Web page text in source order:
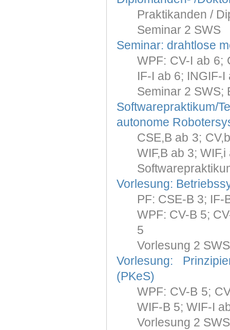
Praktikanden /
Seminar 2 SWS
Seminar: drahtlose
WPF: CV-I ab 6;
IF-I ab 6; INGIF-
Seminar 2 SWS;
autonome
CSE,B ab 3;
WIF,B ab 3; WIF,i
Vorlesung:
PF: CSE-B 3; IF-
WPF: CV-B 5;
5
Vorlesung 2
Vorlesung:
(PKeS)
WPF: CV-B 5;
WIF-B 5; WIF-I
Vorlesung 2